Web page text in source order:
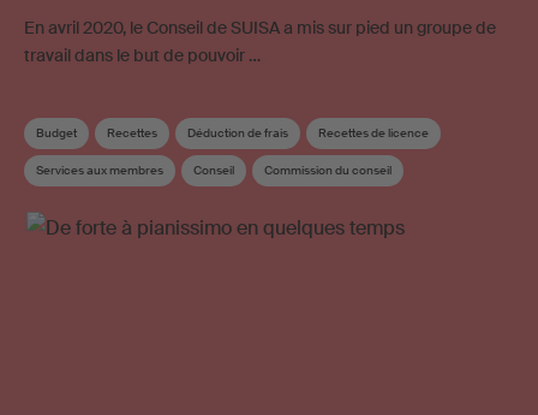
En avril 2020, le Conseil de SUISA a mis sur pied un groupe de
travail dans le but de pouvoir …
Budget Recettes Déduction de frais Recettes de licence
Services aux membres Conseil Commission du conseil